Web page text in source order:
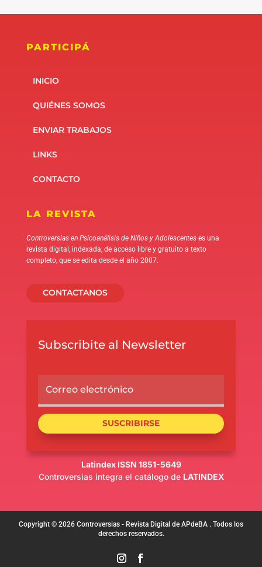
PARTICIPÁ
INICIO
QUIÉNES SOMOS
ENVIAR TRABAJOS
LINKS
CONTACTO
LA REVISTA
Controversias en Psicoanálisis de Niños y Adolescenteses una
revista digital, indexada, de acceso libre y gratuito a texto
completo, que se edita desde el año 2007.
CONTACTANOS
Subscribite al Newsletter
SUSCRIBIRSE
Latindex ISSN 1851-5649
Controversias integra el catálogo de LATINDEX
Copyright © 2026 Controversias - Revista Digital de APdeBA . Todos los
derechos reservados.